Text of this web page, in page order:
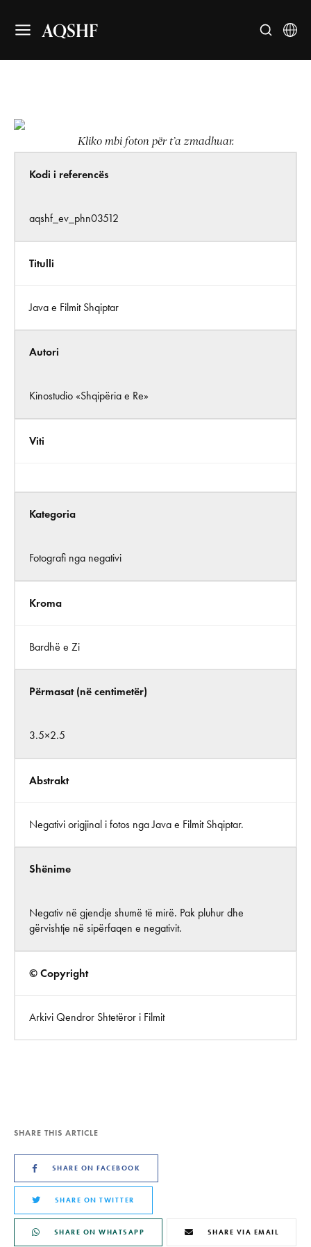
AQSHF
Kliko mbi foton për t’a zmadhuar.
Kodi i referencës
aqshf_ev_phn03512
Titulli
Java e Filmit Shqiptar
Autori
Kinostudio «Shqipëria e Re»
Viti
Kategoria
Fotografi nga negativi
Kroma
Bardhë e Zi
Përmasat (në centimetër)
3.5×2.5
Abstrakt
Negativi origjinal i fotos nga Java e Filmit Shqiptar.
Shënime
Negativ në gjendje shumë të mirë. Pak pluhur dhe
gërvishtje në sipërfaqen e negativit.
© Copyright
Arkivi Qendror Shtetëror i Filmit
SHARE THIS ARTICLE
SHARE ON FACEBOOK
SHARE ON TWITTER
SHARE ON WHATSAPP SHARE VIA EMAIL